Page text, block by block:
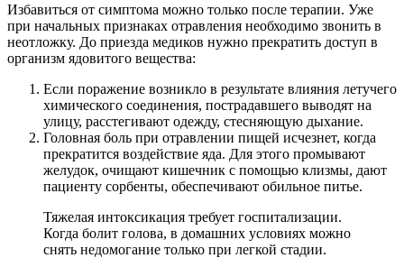
Избавиться от симптома можно только после терапии. Уже
при начальных признаках отравления необходимо звонить в
неотложку. До приезда медиков нужно прекратить доступ в
организм ядовитого вещества:
Если поражение возникло в результате влияния летучего
химического соединения, пострадавшего выводят на
улицу, расстегивают одежду, стесняющую дыхание.
Головная боль при отравлении пищей исчезнет, когда
прекратится воздействие яда. Для этого промывают
желудок, очищают кишечник с помощью клизмы, дают
пациенту сорбенты, обеспечивают обильное питье.
Тяжелая интоксикация требует госпитализации.
Когда болит голова, в домашних условиях можно
снять недомогание только при легкой стадии.